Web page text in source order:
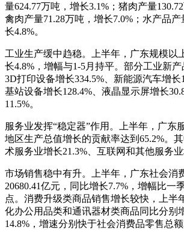
量624.77万吨，增长3.1%；猪肉产量
禽肉产量71.28万吨，增长7.0%；水产品产
长4.8%。
工业生产缓中趋稳。上半年，广东规模以
长4.8%，增幅与1-5月持平。部分工业新产
3D打印设备增长334.5%、新能源汽车增长
基站设备增长128.4%、液晶显示屏增长
11.5%。
服务业发挥“稳定器”作用。上半年，广东
地区生产总值增长的贡献率达到65.2%。
术服务业增长21.3%、互联网和其他服务业
市场销售稳中有升。上半年，广东社会消
20680.41亿元，同比增长7.7%，增幅比一
点。消费升级类商品销售增长较快，上半
化办公用品类和通讯器材类商品同比分别
14.8%，增速分别快于社会消费品零售总